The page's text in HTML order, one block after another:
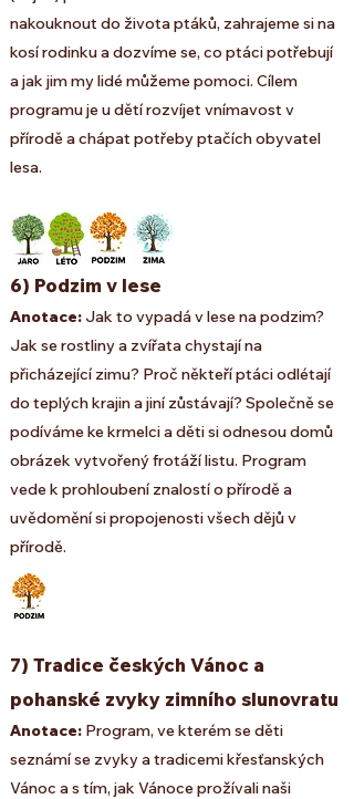
nakouknout do života ptáků, zahrajeme si na
kosí rodinku a dozvíme se, co ptáci potřebují
a jak jim my lidé můžeme pomoci. Cílem
programu je u dětí rozvíjet vnímavost v
přírodě a chápat potřeby ptačích obyvatel
lesa.
6) Podzim v lese
Anotace: Jak to vypadá v lese na podzim?
Jak se rostliny a zvířata chystají na
přicházející zimu? Proč někteří ptáci odlétají
do teplých krajin a jiní zůstávají? Společně se
podíváme ke krmelci a děti si odnesou domů
obrázek vytvořený frotáží listu. Program
vede k prohloubení znalostí o přírodě a
uvědomění si propojenosti všech dějů v
přírodě.
7) Tradice českých Vánoc a
pohanské zvyky zimního slunovratu
Anotace: Program, ve kterém se děti
seznámí se zvyky a tradicemi křesťanských
Vánoc a s tím, jak Vánoce prožívali naši